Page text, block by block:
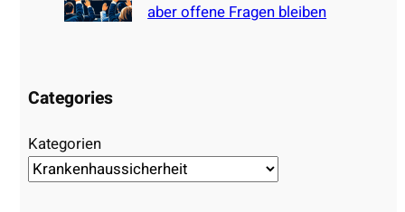
aber offene Fragen bleiben
Categories
Kategorien